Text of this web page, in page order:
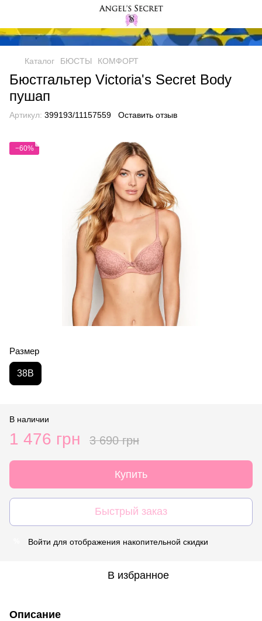
Каталог БЮСТЫ КОМФОРТ
Бюстгальтер Victoria's Secret Body
пушап
Артикул: 399193/11157559 Оставить отзыв
−60%
Размер
38B
В наличии
1 476 грн 3 690 грн
Купить
Быстрый заказ
Войти для отображения накопительной скидки
В избранное
Описание